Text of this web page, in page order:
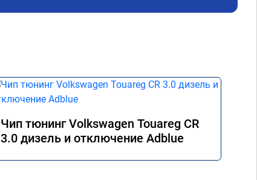
Чип тюнинг Volkswagen Touareg CR
3.0 дизель и отключение Adblue